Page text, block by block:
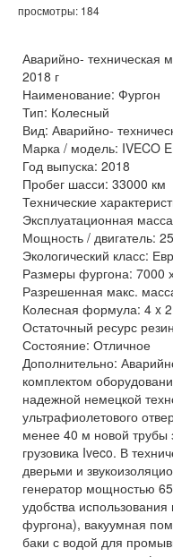
просмотры: 184
Аварийно- техническая
2018 г
Наименование: Фургон
Тип: Колесный
Вид: Аварийно-
Марка / модель: IVECO
Год выпуска: 2018
Пробег шасси: 33000 км
Технические
Эксплуатационная
Мощность / двигатель:
Экологический класс:
Размеры фургона: 7000
Разрешенная макс.
Колесная формула: 4 x 2
Остаточный ресурс
Состояние: Отличное
Дополнительно:
комплектом
надежной немецкой
ультрафиолетового
менее 40 м новой трубы
грузовика Iveco. В
дверьми и
генератор мощностью
удобства
фургона), вакуумная
баки с водой для